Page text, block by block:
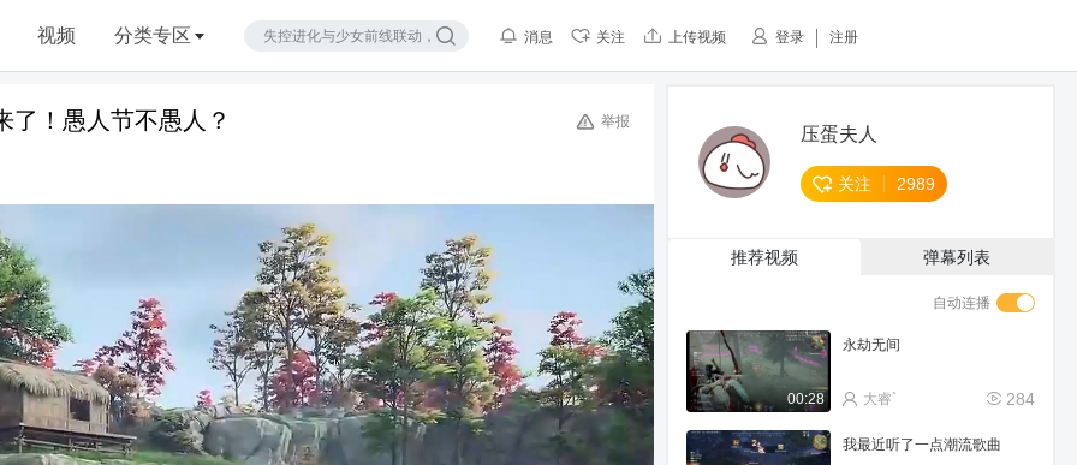
视频 分类专区 登录 注册
消息 关注 上传视频
了！愚人节不愚人？ 举报
压蛋夫人
关注 2989
推荐视频 弹幕列表
自动连播
00:28
永劫无间
284
大睿`
我最近听了一点潮流歌曲